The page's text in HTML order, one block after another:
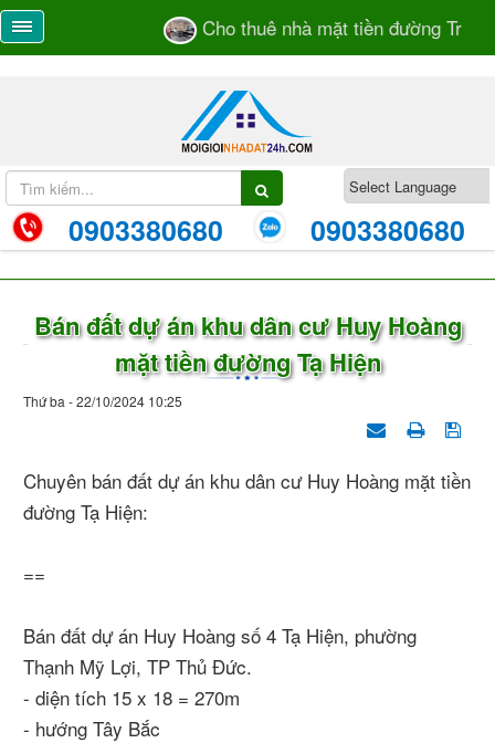
Cho thuê nhà mặt tiền đường Trương
0903380680 0903380680
Bán đất dự án khu dân cư Huy Hoàng
mặt tiền đường Tạ Hiện
Thứ ba - 22/10/2024 10:25
Chuyên bán đất dự án khu dân cư Huy Hoàng mặt tiền
đường Tạ Hiện:
==
Bán đất dự án Huy Hoàng số 4 Tạ Hiện, phường
Thạnh Mỹ Lợi, TP Thủ Đức.
- diện tích 15 x 18 = 270m
- hướng Tây Bắc